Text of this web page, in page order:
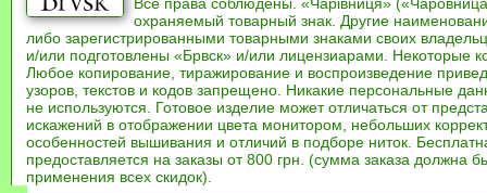
охраняемый товарный знак. Другие
либо зарегистрированными товарными знаками своих
и/или подготовлены «Брвск» и/или лицензиарами. Некоторые
Любое копирование, тиражирование и воспроизведение
узоров, текстов и кодов запрещено. Никакие персональные
не используются. Готовое изделие может отличаться от
искажений в отображении цвета монитором, небольших
особенностей вышивания и отличий в подборе ниток.
предоставляется на заказы от 800 грн. (сумма заказа должна
применения всех скидок).